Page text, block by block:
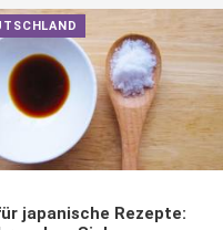
japanische Rezepte: